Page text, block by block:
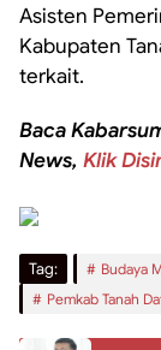
Asisten
Kabupaten
terkait.
Baca
News, Klik
Tag: Budaya
Pemkab Tanah